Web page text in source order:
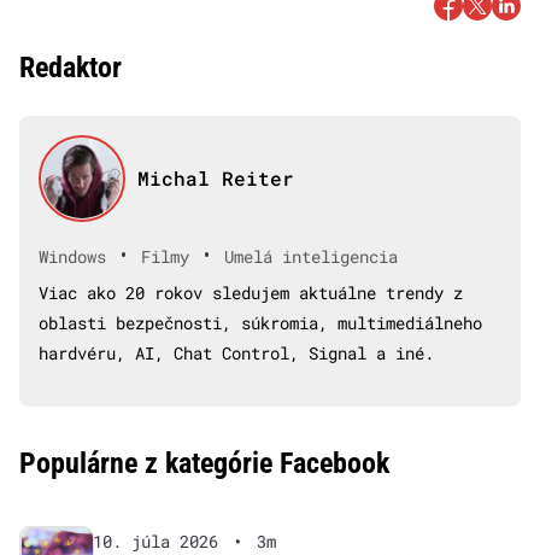
Redaktor
Michal Reiter
Windows • Filmy •
Umelá inteligencia
Viac ako 20 rokov sledujem aktuálne trendy z
oblasti bezpečnosti, súkromia, multimediálneho
hardvéru, AI, Chat Control, Signal a iné.
Populárne z kategórie Facebook
10. júla 2026 •
3m